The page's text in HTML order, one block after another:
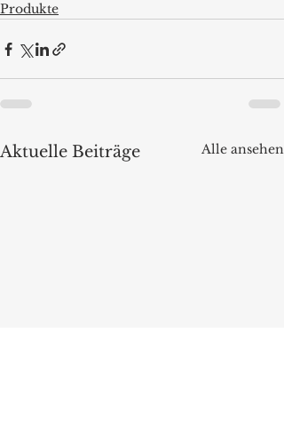
Produkte
Aktuelle Beiträge Alle ansehen